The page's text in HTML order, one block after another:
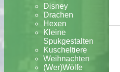
Disney
Drachen
Hexen
Kleine
Spukgestalten
Kuscheltiere
Weihnachten
(Wer)Wölfe